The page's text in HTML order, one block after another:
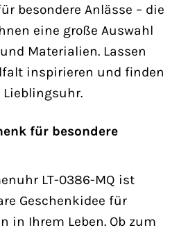
besondere Anlässe – die
eine große Auswahl
Materialien. Lassen
inspirieren und finden
Lieblingsuhr.
für besondere
LT-0386-MQ ist
Geschenkidee für
in Ihrem Leben. Ob zum